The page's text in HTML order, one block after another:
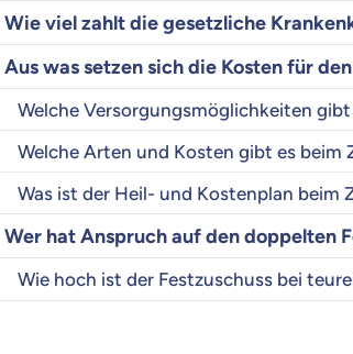
Wie viel zahlt die gesetzliche
Aus was setzen sich die Kosten für
Welche Versorgungsmöglichkeiten
Welche Arten und Kosten gibt es beim
Was ist der Heil- und Kostenplan beim
Wer hat Anspruch auf den doppelten
Wie hoch ist der Festzuschuss bei